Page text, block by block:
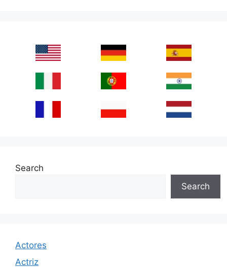
Search
Search
Actores
Actriz